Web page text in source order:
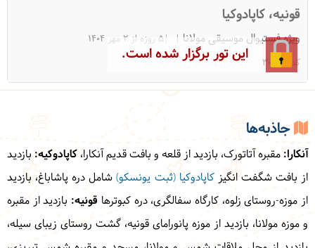
قونیه، کاپادوکیا
ویژه فستیوال موسیقی مولانا
|5 روزه از 2 مهر 1404
کد: 30054
این تور برگزار شده است.
جاذبه‌ها
آنکارا: مقبره آتاتورک، بازدید از قلعه و بافت قدیم آنکارا، کاپادوکیه: بازدید
از بافت شگفت انگیزکاپادوکیا (ثبت یونسکو)شامل دره پاشاباغ، بازدید
از موزه-روستای زلوه، کارگاه سفالگری، دره کبوترها قونیه: بازدید از مقبره
و موزه مولانا، بازدید از موزه پانورامای قونیه، گشت روستای زیبای سیله،